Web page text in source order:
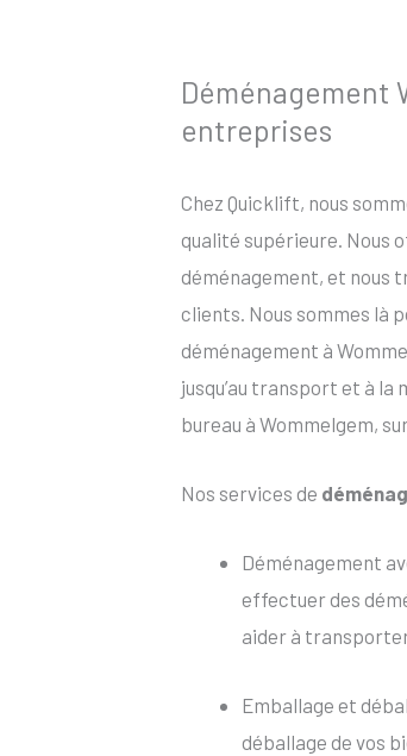
Déménagement
entreprises
Chez Quicklift, nous
qualité supérieure. Nous
déménagement, et nous
clients. Nous sommes là
déménagement à
jusqu’au transport et à la
bureau à Wommelgem,
Nos services de
Déménagement
effectuer des
aider à
Emballage et
déballage de vos